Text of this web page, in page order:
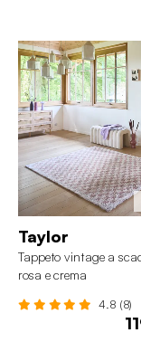
Taylor
Tappeto vintage a
rosa e crema
4.8 (8)